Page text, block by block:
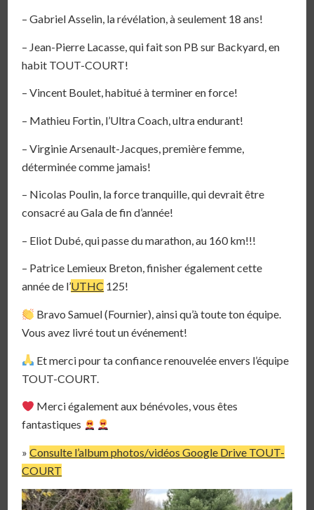
– Gabriel Asselin, la révélation, à seulement 18 ans!
– Jean-Pierre Lacasse, qui fait son PB sur Backyard, en
habit TOUT-COURT!
– Vincent Boulet, habitué à terminer en force!
– Mathieu Fortin, l’Ultra Coach, ultra endurant!
– Virginie Arsenault-Jacques, première femme,
déterminée comme jamais!
– Nicolas Poulin, la force tranquille, qui devrait être
consacré au Gala de fin d’année!
– Eliot Dubé, qui passe du marathon, au 160 km!!!
– Patrice Lemieux Breton, finisher également cette
année de l’UTHC 125!
Bravo Samuel (Fournier), ainsi qu’à toute ton équipe.
Vous avez livré tout un événement!
Et merci pour ta confiance renouvelée envers l’équipe
TOUT-COURT.
Merci également aux bénévoles, vous êtes
fantastiques
»Consulte l’album photos/vidéos Google Drive TOUT-
COURT